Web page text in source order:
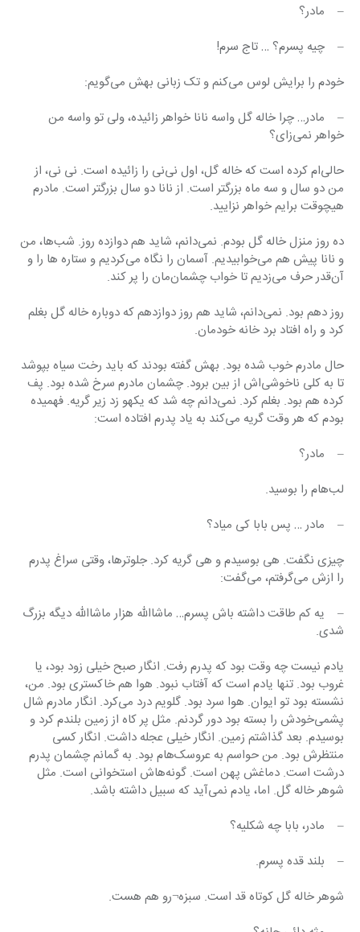
–    مادر؟
–    چیه پسرم؟ … تاج سرم!
خودم را برایش لوس می‌کنم و تک زبانی بهش می‌گویم:
–    مادر… چرا خاله گل واسه نانا خواهر زائیده، ولی تو واسه من
خواهر نمی‌زای؟
حالی‌ام کرده است که خاله گل، اول نی‌نی را زائیده است. نی نی، از
من دو سال و سه ماه بزرگتر است. از نانا دو سال بزرگتر است. مادرم
هیچوقت برایم خواهر نزایید.
ده روز منزل خاله گل بودم. نمی‌دانم، شاید هم دوازده روز. شب‌ها، من
و نانا پیش هم می‌خوابیدیم. آسمان را نگاه می‌کردیم و ستاره ها را و
آن‌قدر حرف می‌زدیم تا خواب چشمان‌مان را پر کند.
روز دهم بود. نمی‌دانم، شاید هم روز دوازدهم که دوباره خاله گل بغلم
کرد و راه افتاد برد خانه خودمان.
حال مادرم خوب شده بود. بهش گفته بودند که باید رخت سیاه بپوشد
تا به کلی ناخوشی‌اش از بین برود. چشمان مادرم سرخ شده بود. پف
کرده هم بود. بغلم کرد. نمی‌دانم چه شد که یکهو زد زیر گریه. فهمیده
بودم که هر وقت گریه می‌کند به یاد پدرم افتاده است:
–    مادر؟
لب‌هام را بوسید.
–    مادر … پس بابا کی میاد؟
چیزی نگفت. هی بوسیدم و هی گریه کرد. جلوترها، وقتی سراغ پدرم
را ازش می‌گرفتم، می‌گفت:
–    یه کم طاقت داشته باش پسرم… ماشاالله هزار ماشاالله دیگه بزرگ
شدی.
یادم نیست چه وقت بود که پدرم رفت. انگار صبح خیلی زود بود، یا
غروب بود. تنها یادم است که آفتاب نبود. هوا هم خاکستری بود. من،
نشسته بود تو ایوان. هوا سرد بود. گلویم درد می‌کرد. انگار مادرم شال
پشمی‌خودش را بسته بود دور گردنم. مثل پر کاه از زمین بلندم کرد و
بوسیدم. بعد گذاشتم زمین. انگار خیلی عجله داشت. انگار کسی
منتظرش بود. من حواسم به عروسک‌هام بود. به گمانم چشمان پدرم
درشت است. دماغش پهن است. گونه‌هاش استخوانی است. مثل
شوهر خاله گل. اما، یادم نمی‌آید که سبیل داشته باشد.
–    مادر، بابا چه شکلیه؟
–    بلند قده پسرم.
شوهر خاله گل کوتاه قد است. سبزه¬رو هم هست.